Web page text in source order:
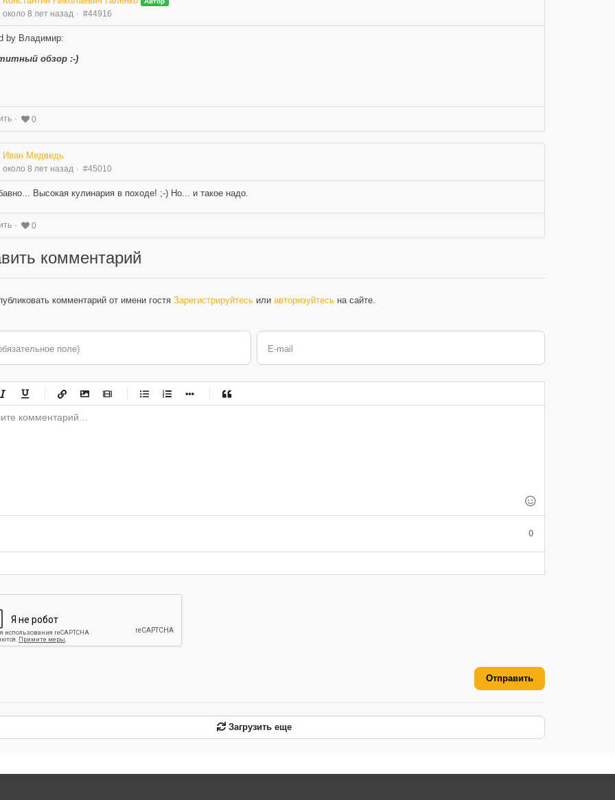
около 8 лет назад #44916
by Владимир:
обзор :-)
0
Иван Медведь
около 8 лет назад #45010
Высокая кулинария в походе! ;-) Но... и такое надо.
0
комментарий
комментарий от имени гостя Зарегистрируйтесьили авторизуйтесьна сайте.
поле) E-mail
-
-
-
0
Отправить
Загрузить еще